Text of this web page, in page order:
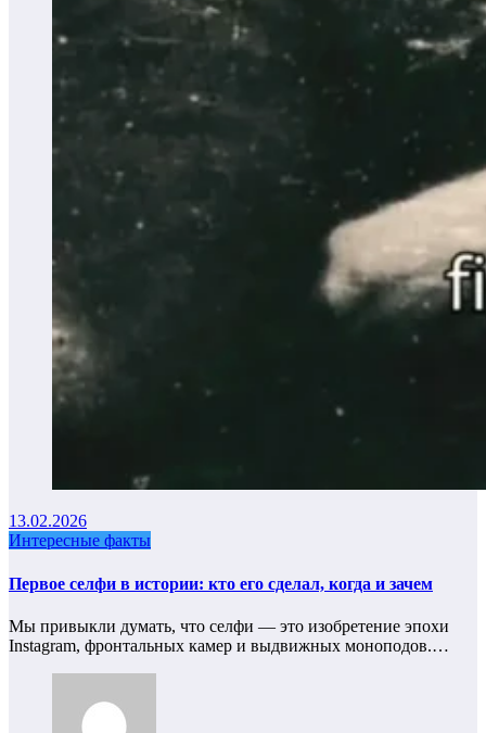
13.02.2026
Интересные факты
Первое селфи в истории: кто его сделал, когда и зачем
Мы привыкли думать, что селфи — это изобретение эпохи
Instagram, фронтальных камер и выдвижных моноподов.…